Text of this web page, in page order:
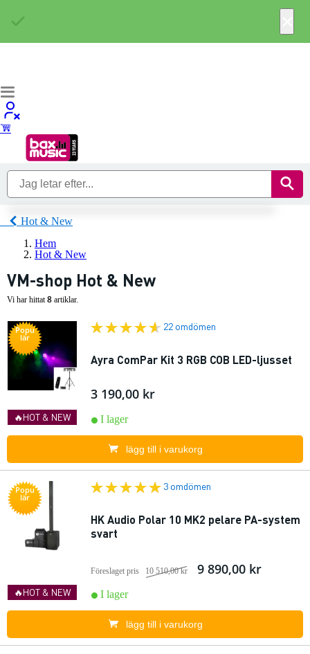
Hot & New
Hem
Hot & New
VM-shop Hot & New
Vi har hittat8 artiklar.
Popu
lär
🔥HOT & NEW
22 omdömen
Ayra ComPar Kit 3 RGB COB LED-ljusset
3 190,00 kr
I lager
lägg till i varukorg
Popu
lär
🔥HOT & NEW
3 omdömen
HK Audio Polar 10 MK2 pelare PA-system
svart
Föreslaget pris 10 510,00 kr 9 890,00 kr
I lager
lägg till i varukorg